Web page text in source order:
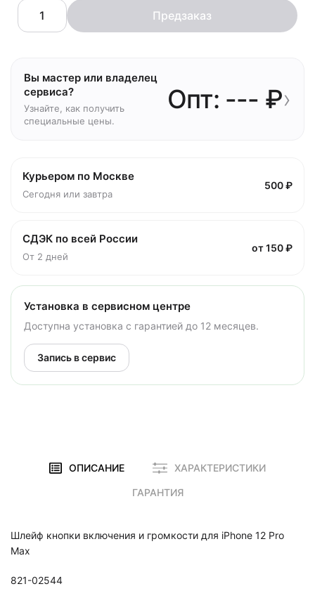
Предзаказ
Вы мастер или владелец
сервиса?
Узнайте, как получить
специальные цены.
Опт: --- ₽›
Курьером по Москве
Сегодня или завтра
500 ₽
СДЭК по всей России
От 2 дней
от 150 ₽
Установка в сервисном центре
Доступна установка с гарантией до 12 месяцев.
Запись в сервис
ОПИСАНИЕ ХАРАКТЕРИСТИКИ
ГАРАНТИЯ
Шлейф кнопки включения и громкости для iPhone 12 Pro
Max
821-02544